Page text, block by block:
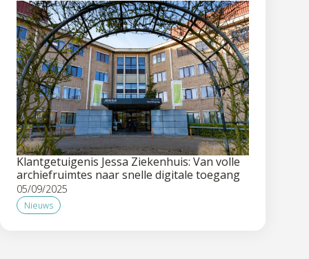
Klantgetuigenis Jessa Ziekenhuis: Van volle
archiefruimtes naar snelle digitale toegang
05/09/2025
Nieuws